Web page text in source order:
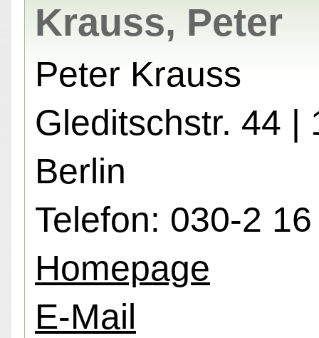
Krauss, Peter
Peter Krauss
Gleditschstr. 44 |
Berlin
Telefon: 030-2
Homepage
E-Mail